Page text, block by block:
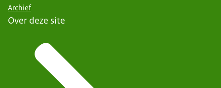
Archief
Over deze site